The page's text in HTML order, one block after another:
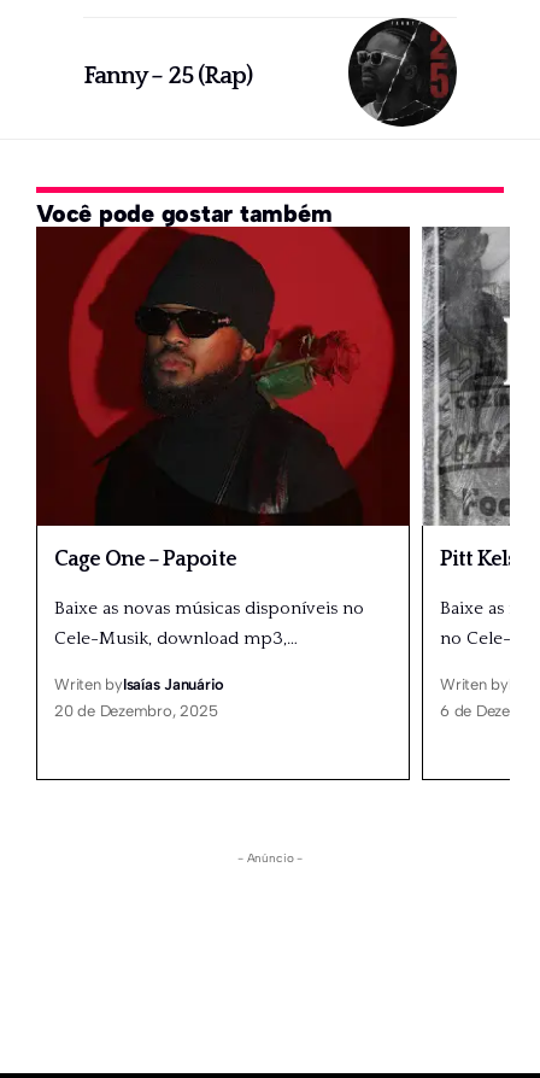
Fanny – 25 (Rap)
Você pode gostar também
Cage One – Papoite
Baixe as novas músicas disponíveis no
Cele-Musik, download mp3,…
Writen byIsaías Januário
20 de Dezembro, 2025
Pitt
Baixe as
no Cele-
Writen by
6 de
- Anúncio -